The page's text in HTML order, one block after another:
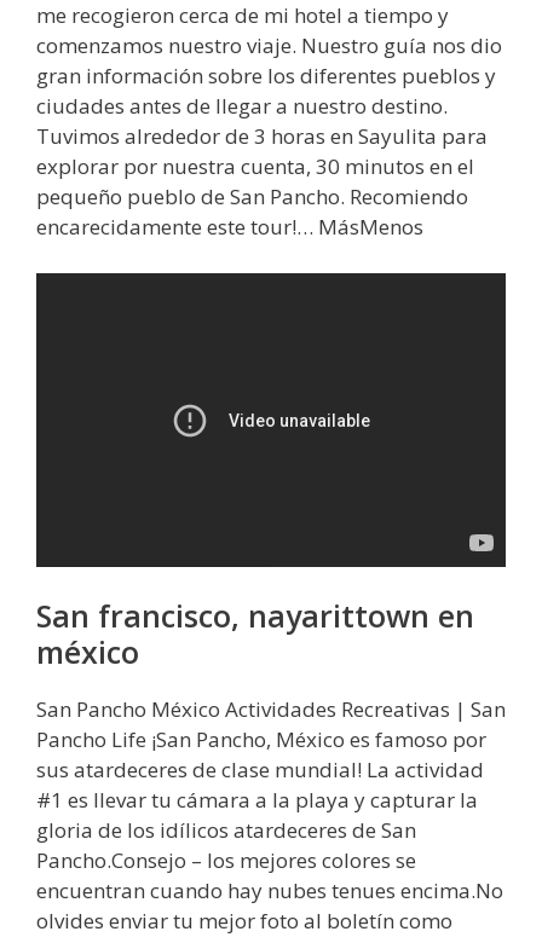
me recogieron cerca de mi hotel a tiempo y
comenzamos nuestro viaje. Nuestro guía nos dio
gran información sobre los diferentes pueblos y
ciudades antes de llegar a nuestro destino.
Tuvimos alrededor de 3 horas en Sayulita para
explorar por nuestra cuenta, 30 minutos en el
pequeño pueblo de San Pancho. Recomiendo
encarecidamente este tour!… MásMenos
San francisco, nayarittown en
méxico
San Pancho México Actividades Recreativas | San
Pancho Life ¡San Pancho, México es famoso por
sus atardeceres de clase mundial! La actividad
#1 es llevar tu cámara a la playa y capturar la
gloria de los idílicos atardeceres de San
Pancho.Consejo – los mejores colores se
encuentran cuando hay nubes tenues encima.No
olvides enviar tu mejor foto al boletín como